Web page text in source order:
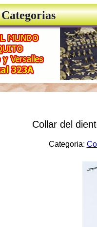
Categorias
Collar del
Categoria: